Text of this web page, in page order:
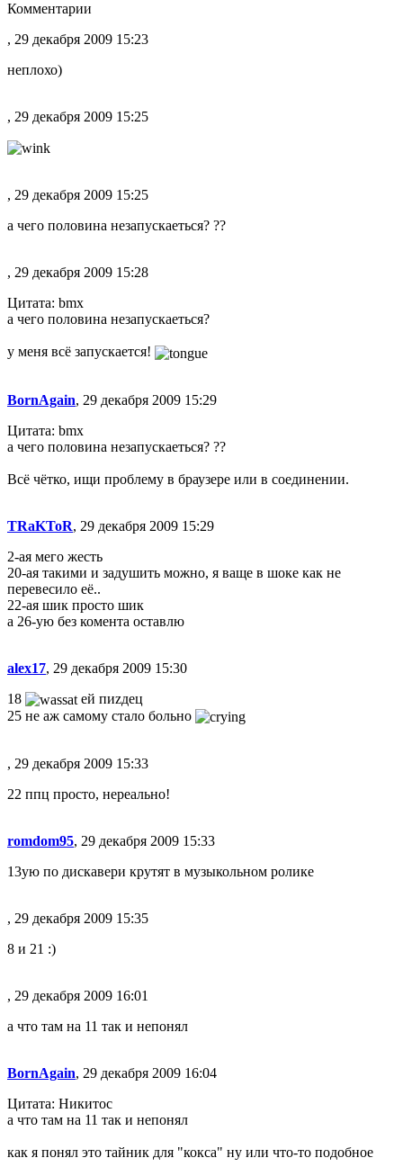
Комментарии
, 29 декабря 2009 15:23
неплохо)
, 29 декабря 2009 15:25
, 29 декабря 2009 15:25
а чего половина незапускаеться? ??
, 29 декабря 2009 15:28
Цитата: bmx
а чего половина незапускаеться?
у меня всё запускается!
BornAgain, 29 декабря 2009 15:29
Цитата: bmx
а чего половина незапускаеться? ??
Всё чётко, ищи проблему в браузере или в соединении.
TRaKToR, 29 декабря 2009 15:29
2-ая мего жесть
20-ая такими и задушить можно, я ваще в шоке как не
перевесило её..
22-ая шик просто шик
а 26-ую без комента оставлю
alex17, 29 декабря 2009 15:30
18
ей пиzдец
25 не аж самому стало больно
, 29 декабря 2009 15:33
22 ппц просто, нереально!
romdom95, 29 декабря 2009 15:33
13ую по дискавери крутят в музыкольном ролике
, 29 декабря 2009 15:35
8 и 21 :)
, 29 декабря 2009 16:01
а что там на 11 так и непонял
BornAgain, 29 декабря 2009 16:04
Цитата: Никитос
а что там на 11 так и непонял
как я понял это тайник для "кокса" ну или что-то подобное